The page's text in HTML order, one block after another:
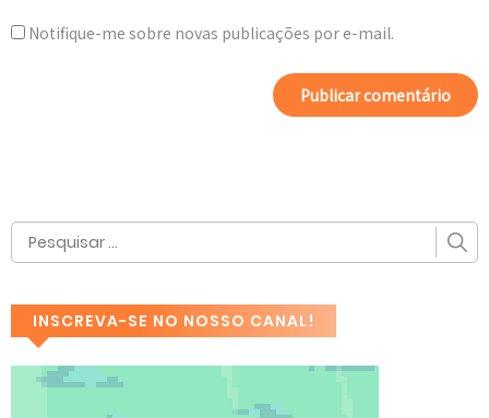
Notifique-me sobre novas publicações por e-mail.
INSCREVA-SE NO NOSSO CANAL!